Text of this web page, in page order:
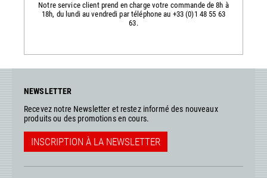
Notre service client prend en charge votre commande de 8h à
18h, du lundi au vendredi par téléphone au +33 (0)1 48 55 63
63.
NEWSLETTER
Recevez notre Newsletter et restez informé des nouveaux
produits ou des promotions en cours.
INSCRIPTION À LA NEWSLETTER